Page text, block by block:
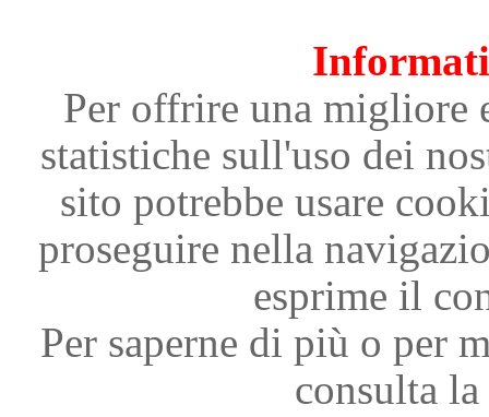
Per offrire una migliore
statistiche sull'uso dei
sito potrebbe usare
proseguire nella
esprime il
Per saperne di più o per
consulta